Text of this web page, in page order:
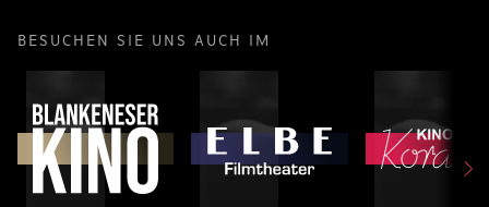
BESUCHEN SIE UNS AUCH IM